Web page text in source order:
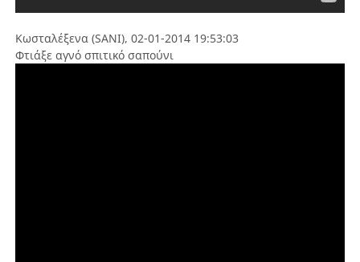
Κωσταλέξενα (SANI), 02-01-2014 19:53:03
Φτιάξε αγνό σπιτικό σαπούνι